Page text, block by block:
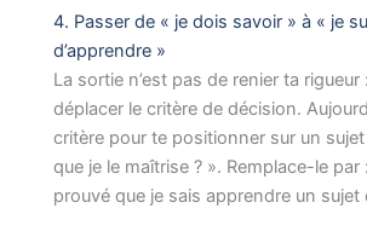
4. Passer de « je dois savoir » à « je
d’apprendre »
La sortie n’est pas de renier ta rigueur
déplacer le critère de décision.
critère pour te positionner sur un
que je le maîtrise ? ». Remplace-le par
prouvé que je sais apprendre un sujet